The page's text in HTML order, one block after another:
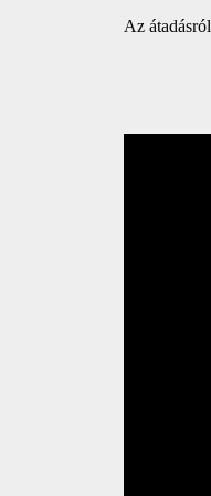
Az átadásról